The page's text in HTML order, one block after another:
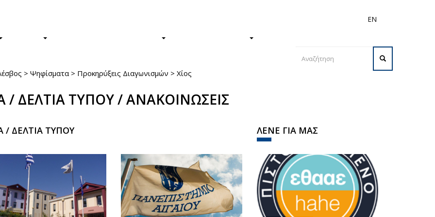
EN
Φόρμα
> Ψηφίσματα > Προκηρύξεις Διαγωνισμών > Χίος
/ ΔΕΛΤΙΑ ΤΥΠΟΥ / ΑΝΑΚΟΙΝΩΣΕΙΣ
/ ΔΕΛΤΙΑ ΤΥΠΟΥ ΛΕΝΕ ΓΙΑ ΜΑΣ